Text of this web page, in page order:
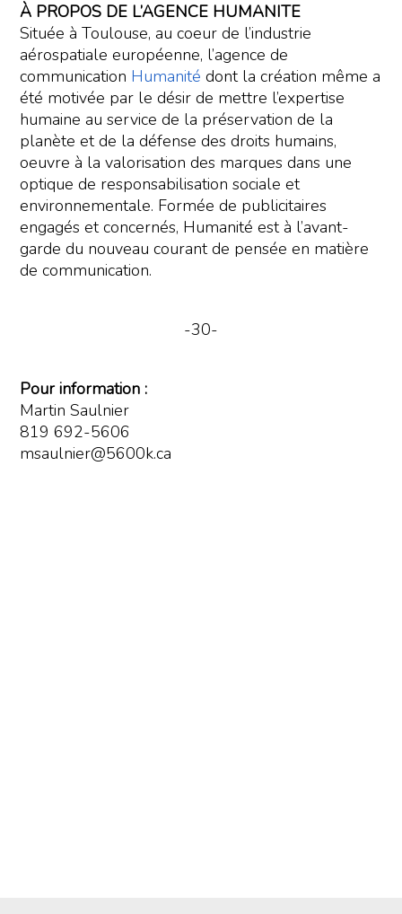
À PROPOS DE L’AGENCE HUMANITE
Située à Toulouse, au coeur de l’industrie
aérospatiale européenne, l’agence de
communication Humanitédont la création même a
été motivée par le désir de mettre l’expertise
humaine au service de la préservation de la
planète et de la défense des droits humains,
oeuvre à la valorisation des marques dans une
optique de responsabilisation sociale et
environnementale. Formée de publicitaires
engagés et concernés, Humanité est à l’avant-
garde du nouveau courant de pensée en matière
de communication.
-30-
Pour information :
Martin Saulnier
819 692-5606
msaulnier@5600k.ca